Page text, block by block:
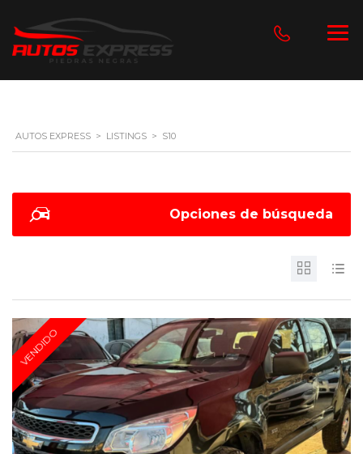
AUTOS EXPRESS > LISTINGS > S10
Opciones de búsqueda
VENDIDO